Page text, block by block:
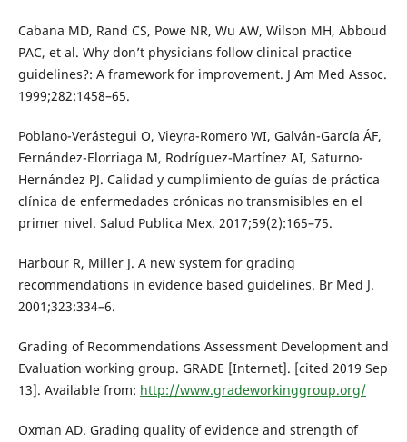
Cabana MD, Rand CS, Powe NR, Wu AW, Wilson MH, Abboud
PAC, et al. Why don’t physicians follow clinical practice
guidelines?: A framework for improvement. J Am Med Assoc.
1999;282:1458–65.
Poblano-Verástegui O, Vieyra-Romero WI, Galván-García ÁF,
Fernández-Elorriaga M, Rodríguez-Martínez AI, Saturno-
Hernández PJ. Calidad y cumplimiento de guías de práctica
clínica de enfermedades crónicas no transmisibles en el
primer nivel. Salud Publica Mex. 2017;59(2):165–75.
Harbour R, Miller J. A new system for grading
recommendations in evidence based guidelines. Br Med J.
2001;323:334–6.
Grading of Recommendations Assessment Development and
Evaluation working group. GRADE [Internet]. [cited 2019 Sep
13]. Available from: http://www.gradeworkinggroup.org/
Oxman AD. Grading quality of evidence and strength of